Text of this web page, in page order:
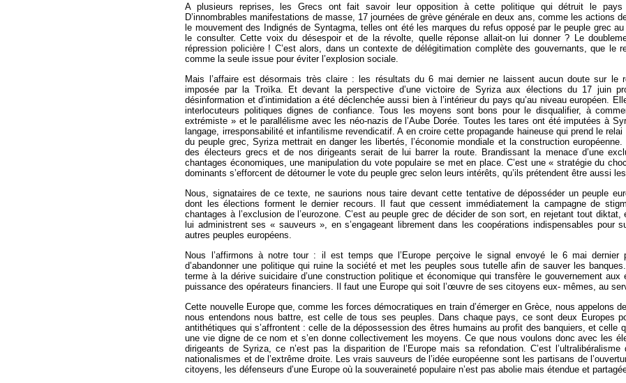
A plusieurs reprises, les Grecs ont fait savoir leur opposition à cette politique qui détruit le pays
D’innombrables manifestations de masse, 17 journées de grève générale en deux ans, comme les actions
le mouvement des Indignés de Syntagma, telles ont été les marques du refus opposé par le peuple grec au
le consulter. Cette voix du désespoir et de la révolte, quelle réponse allait-on lui donner ? Le
répression policière ! C’est alors, dans un contexte de délégitimation complète des gouvernants, que le
comme la seule issue pour éviter l’explosion sociale.
Mais l’affaire est désormais très claire : les résultats du 6 mai dernier ne laissent aucun doute sur le
imposée par la Troïka. Et devant la perspective d’une victoire de Syriza aux élections du 17 juin
désinformation et d’intimidation a été déclenchée aussi bien à l’intérieur du pays qu’au niveau européen.
interlocuteurs politiques dignes de confiance. Tous les moyens sont bons pour le disqualifier, à
extrémiste » et le parallélisme avec les néo-nazis de l’Aube Dorée. Toutes les tares ont été imputées à
langage, irresponsabilité et infantilisme revendicatif. A en croire cette propagande haineuse qui prend le
du peuple grec, Syriza mettrait en danger les libertés, l’économie mondiale et la construction
des électeurs grecs et de nos dirigeants serait de lui barrer la route. Brandissant la menace d’une
chantages économiques, une manipulation du vote populaire se met en place. C’est une « stratégie du
dominants s’efforcent de détourner le vote du peuple grec selon leurs intérêts, qu’ils prétendent être aussi les
Nous, signataires de ce texte, ne saurions nous taire devant cette tentative de déposséder un peuple
dont les élections forment le dernier recours. Il faut que cessent immédiatement la campagne de
chantages à l’exclusion de l’eurozone. C’est au peuple grec de décider de son sort, en rejetant tout
lui administrent ses « sauveurs », en s’engageant librement dans les coopérations indispensables pour
autres peuples européens.
Nous l’affirmons à notre tour : il est temps que l’Europe perçoive le signal envoyé le 6 mai dernier
d’abandonner une politique qui ruine la société et met les peuples sous tutelle afin de sauver les
terme à la dérive suicidaire d’une construction politique et économique qui transfère le gouvernement
puissance des opérateurs financiers. Il faut une Europe qui soit l’œuvre de ses citoyens eux- mêmes, au
Cette nouvelle Europe que, comme les forces démocratiques en train d’émerger en Grèce, nous appelons
nous entendons nous battre, est celle de tous ses peuples. Dans chaque pays, ce sont deux Europes
antithétiques qui s’affrontent : celle de la dépossession des êtres humains au profit des banquiers, et celle
une vie digne de ce nom et s’en donne collectivement les moyens. Ce que nous voulons donc avec les
dirigeants de Syriza, ce n’est pas la disparition de l’Europe mais sa refondation. C’est
nationalismes et de l’extrême droite. Les vrais sauveurs de l’idée européenne sont les partisans de
citoyens, les défenseurs d’une Europe où la souveraineté populaire n’est pas abolie mais étendue et